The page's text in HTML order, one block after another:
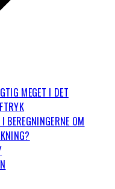
MEGET I DET
BEREGNINGERNE OM